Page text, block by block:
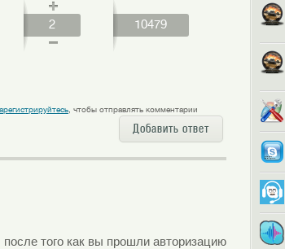
2 10479
, чтобы отправлять комментарии
Добавить ответ
после того как вы прошли авторизацию